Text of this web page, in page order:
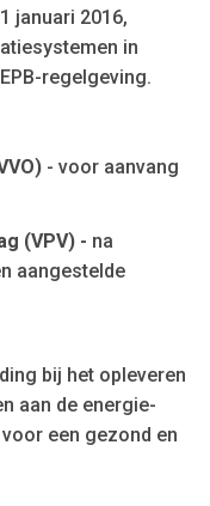
januari 2016,
in
regelgeving.
- voor aanvang
(VPV) - na
aangestelde
bij het opleveren
aan de energie-
een gezond en